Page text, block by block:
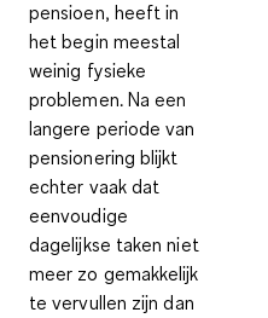
pensioen, heeft in
het begin meestal
weinig fysieke
problemen. Na een
langere periode van
pensionering blijkt
echter vaak dat
eenvoudige
dagelijkse taken niet
meer zo gemakkelijk
te vervullen zijn dan